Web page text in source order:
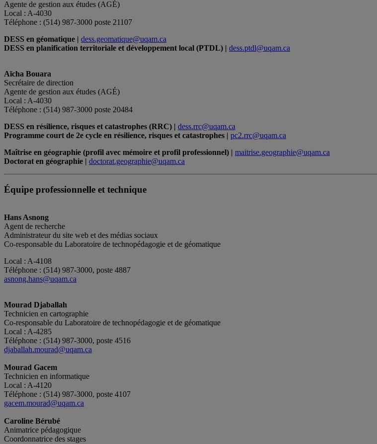
Agente de gestion aux études (AGÉ)
Local : A-4030
Téléphone : (514) 987-3000 poste 21107
DESS en géomatique | dess.geomatique@uqam.ca
DESS en planification territoriale et développement local (PTDL) | dess.ptdl@uqam.ca
Aïcha Bouara
Secrétaire de direction
Agente de gestion aux études (AGÉ)
Local : A-4030
Téléphone : (514) 987-3000 poste 20484
DESS en résilience, risques et catastrophes (RRC) | dess.rrc@uqam.ca
Programme court de 2e cycle en résilience, risques et catastrophes | pc2.rrc@uqam.ca
Maîtrise en géographie (profil avec mémoire et profil professionnel) | maitrise.geographie@uqam.ca
Doctorat en géographie | doctorat.geographie@uqam.ca
Équipe professionnelle et technique
Hans Asnong
Agent de recherche
Administrateur du site web et des médias sociaux
Co-responsable du Laboratoire de technopédagogie et de géomatique
Local : A-4108
Téléphone : (514) 987-3000, poste 4887
asnong.hans@uqam.ca
Mourad Djaballah
Technicien en cartographie
Co-responsable du Laboratoire de technopédagogie et de géomatique
Local : A-4285
Téléphone : (514) 987-3000, poste 4516
djaballah.mourad@uqam.ca
Mourad Gacem
Technicien en informatique
Local : A-4120
Téléphone : (514) 987-3000, poste 4107
gacem.mourad@uqam.ca
Caroline Bérubé
Animatrice pédagogique
Coordonnatrice des stages